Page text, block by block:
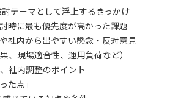
テーマとして浮上するきっかけ
時に最も優先度が高かった課題
社内から出やすい懸念・反対意見
、現場適合性、運用負荷など）
社内調整のポイント
た点」